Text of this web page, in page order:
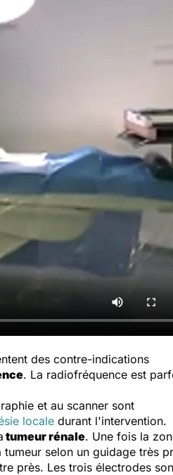
des contre-indications
. La radiofréquence est
et au scanner sont
locale durant l'intervention.
tumeur rénale. Une fois la
selon un guidage très
près. Les trois électrodes